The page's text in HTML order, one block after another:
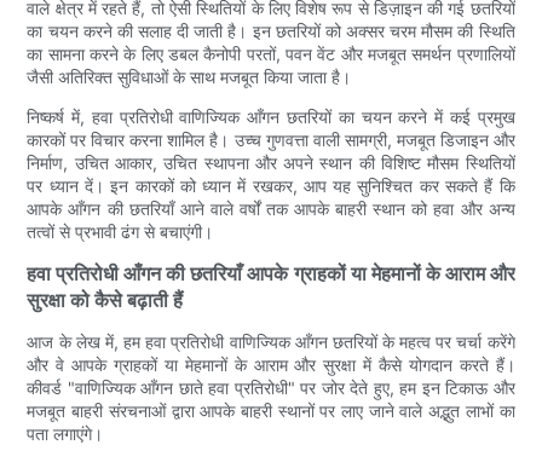
वाले क्षेत्र में रहते हैं, तो ऐसी स्थितियों के लिए विशेष रूप से डिज़ाइन की गई छतरियों
का चयन करने की सलाह दी जाती है। इन छतरियों को अक्सर चरम मौसम की स्थिति
का सामना करने के लिए डबल कैनोपी परतों, पवन वेंट और मजबूत समर्थन प्रणालियों
जैसी अतिरिक्त सुविधाओं के साथ मजबूत किया जाता है।
निष्कर्ष में, हवा प्रतिरोधी वाणिज्यिक आँगन छतरियों का चयन करने में कई प्रमुख
कारकों पर विचार करना शामिल है। उच्च गुणवत्ता वाली सामग्री, मजबूत डिजाइन और
निर्माण, उचित आकार, उचित स्थापना और अपने स्थान की विशिष्ट मौसम स्थितियों
पर ध्यान दें। इन कारकों को ध्यान में रखकर, आप यह सुनिश्चित कर सकते हैं कि
आपके आँगन की छतरियाँ आने वाले वर्षों तक आपके बाहरी स्थान को हवा और अन्य
तत्वों से प्रभावी ढंग से बचाएंगी।
हवा प्रतिरोधी आँगन की छतरियाँ आपके ग्राहकों या मेहमानों के आराम और
सुरक्षा को कैसे बढ़ाती हैं
आज के लेख में, हम हवा प्रतिरोधी वाणिज्यिक आँगन छतरियों के महत्व पर चर्चा करेंगे
और वे आपके ग्राहकों या मेहमानों के आराम और सुरक्षा में कैसे योगदान करते हैं।
कीवर्ड "वाणिज्यिक आँगन छाते हवा प्रतिरोधी" पर जोर देते हुए, हम इन टिकाऊ और
मजबूत बाहरी संरचनाओं द्वारा आपके बाहरी स्थानों पर लाए जाने वाले अद्भुत लाभों का
पता लगाएंगे।